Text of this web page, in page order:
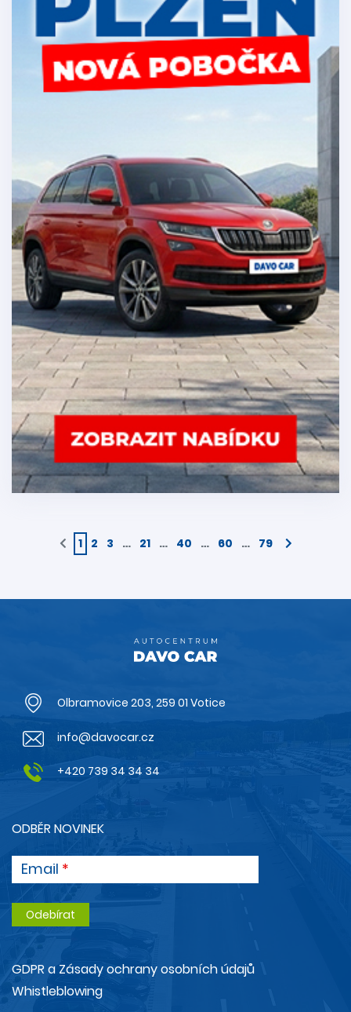
1 2 3 … 21 … 40 … 60 … 79
Olbramovice 203, 259 01 Votice
info@davocar.cz
+420 739 34 34 34
ODBĚR NOVINEK
Email
GDPR a Zásady ochrany osobních údajů
Whistleblowing